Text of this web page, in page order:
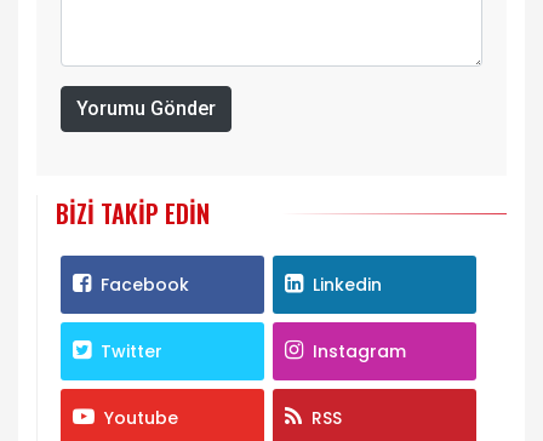
Yorumu Gönder
BIZI TAKIP EDIN
Facebook Linkedin
Twitter Instagram
Youtube RSS